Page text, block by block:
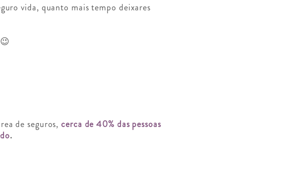
vida, quanto mais tempo deixares
de seguros,cerca de 40% das pessoas
.